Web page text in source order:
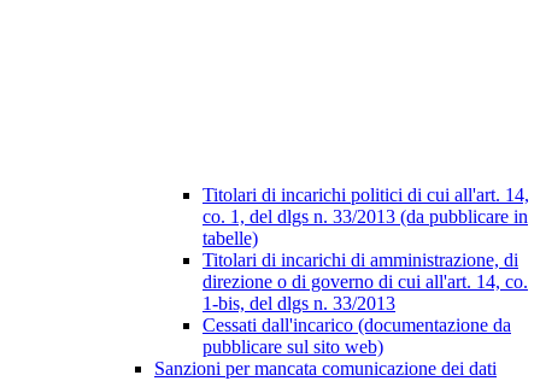
Titolari di incarichi politici di cui all'art. 14,
co. 1, del dlgs n. 33/2013 (da pubblicare in
tabelle)
Titolari di incarichi di amministrazione, di
direzione o di governo di cui all'art. 14, co.
1-bis, del dlgs n. 33/2013
Cessati dall'incarico (documentazione da
pubblicare sul sito web)
Sanzioni per mancata comunicazione dei dati